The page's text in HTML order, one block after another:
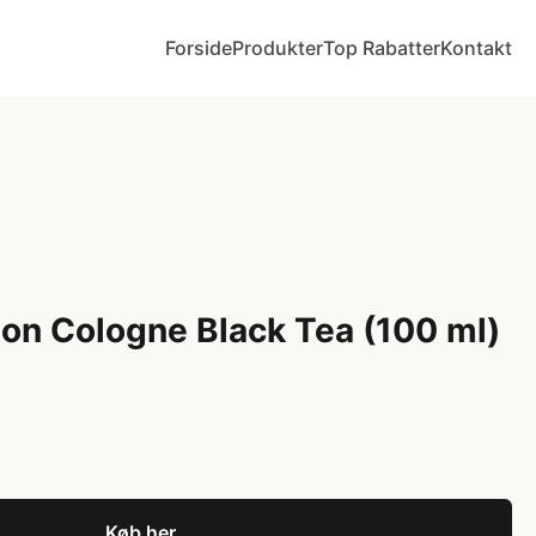
ForsideProdukterTop RabatterKontakt
Cologne Black Tea (100 ml)